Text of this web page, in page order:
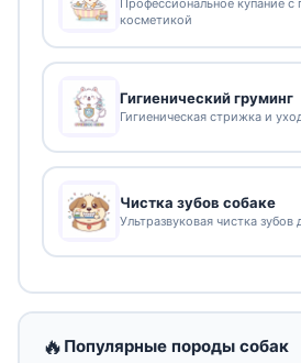
Профессиональное купание с
косметикой
Гигиенический груминг
Гигиеническая стрижка и
Чистка зубов собаке
Ультразвуковая чистка зубов
🔥 Популярные породы собак